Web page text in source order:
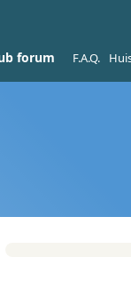
forum F.A.Q.